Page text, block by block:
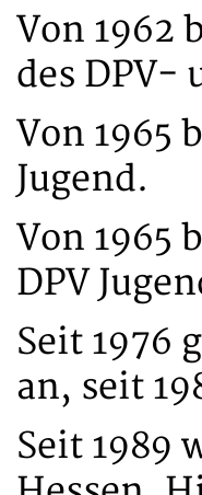
Von 1962
des DPV-
Von 1965
Jugend.
Von 1965
DPV
Seit 1976
an, seit
Seit 1989